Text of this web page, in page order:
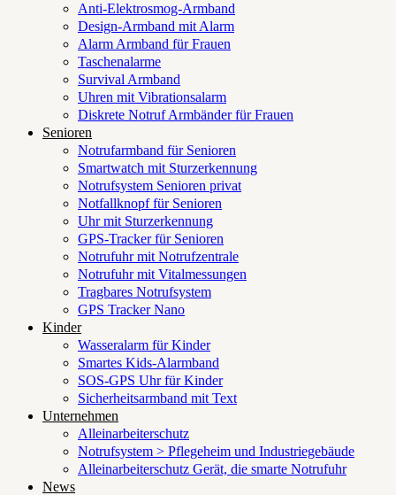
Anti-Elektrosmog-Armband
Design-Armband mit Alarm
Alarm Armband für Frauen
Taschenalarme
Survival Armband
Uhren mit Vibrationsalarm
Diskrete Notruf Armbänder für Frauen
Senioren
Notrufarmband für Senioren
Smartwatch mit Sturzerkennung
Notrufsystem Senioren privat
Notfallknopf für Senioren
Uhr mit Sturzerkennung
GPS-Tracker für Senioren
Notrufuhr mit Notrufzentrale
Notrufuhr mit Vitalmessungen
Tragbares Notrufsystem
GPS Tracker Nano
Kinder
Wasseralarm für Kinder
Smartes Kids-Alarmband
SOS-GPS Uhr für Kinder
Sicherheitsarmband mit Text
Unternehmen
Alleinarbeiterschutz
Notrufsystem > Pflegeheim und Industriegebäude
Alleinarbeiterschutz Gerät, die smarte Notrufuhr
News